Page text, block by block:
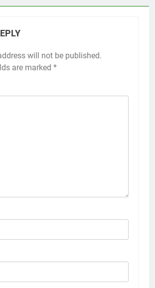
will not be published.
are marked *